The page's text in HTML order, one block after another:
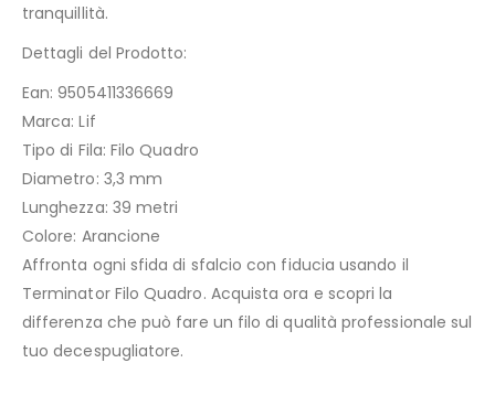
tranquillità.
Dettagli del Prodotto:
Ean: 9505411336669
Marca: Lif
Tipo di Fila: Filo Quadro
Diametro: 3,3 mm
Lunghezza: 39 metri
Colore: Arancione
Affronta ogni sfida di sfalcio con fiducia usando il
Terminator Filo Quadro. Acquista ora e scopri la
differenza che può fare un filo di qualità professionale sul
tuo decespugliatore.